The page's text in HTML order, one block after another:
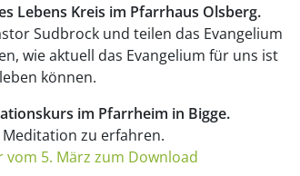
Lebens Kreis im Pfarrhaus Olsberg.
Sudbrock und teilen das Evangelium
wie aktuell das Evangelium für uns ist
können.
im Pfarrheim in Bigge.
zu erfahren.
5. März zum Download